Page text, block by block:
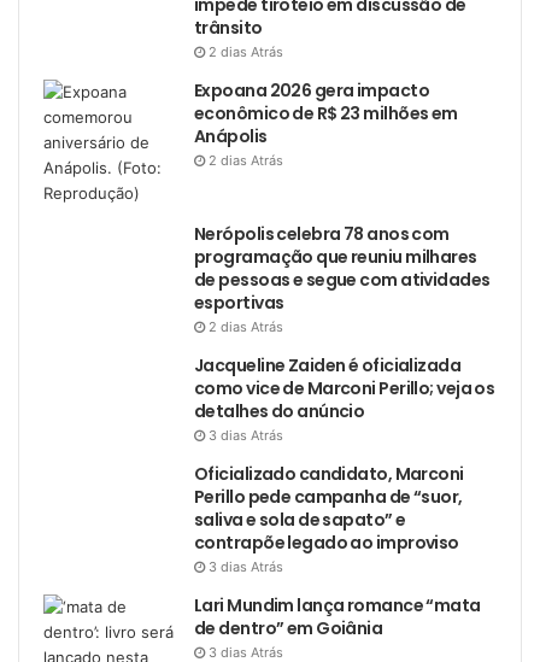
trânsito
2 dias Atrás
Expoana 2026 gera impacto
econômico de R$ 23 milhões em
Anápolis
2 dias Atrás
Nerópolis celebra 78 anos com
programação que reuniu milhares
de pessoas e segue com atividades
esportivas
2 dias Atrás
Jacqueline Zaiden é oficializada
como vice de Marconi Perillo; veja os
detalhes do anúncio
3 dias Atrás
Oficializado candidato, Marconi
Perillo pede campanha de “suor,
saliva e sola de sapato” e
contrapõe legado ao improviso
3 dias Atrás
Lari Mundim lança romance “mata
de dentro” em Goiânia
3 dias Atrás